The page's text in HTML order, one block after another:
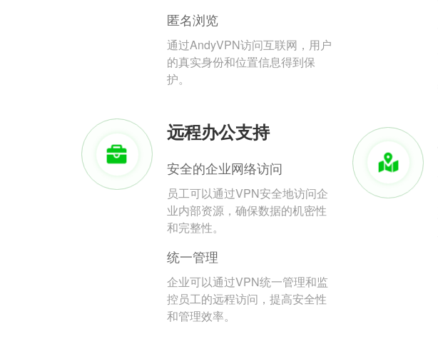
匿名浏览
通过AndyVPN访问互联网，用户
的真实身份和位置信息得到保
护。
远程办公支持
安全的企业网络访问
员工可以通过VPN安全地访问企
业内部资源，确保数据的机密性
和完整性。
统一管理
企业可以通过VPN统一管理和监
控员工的远程访问，提高安全性
和管理效率。